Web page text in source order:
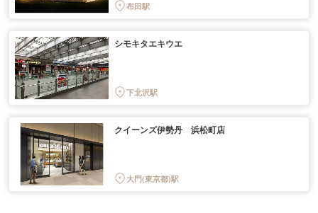
布田駅
シモキタエキウエ
下北沢駅
クイーンズ伊勢丹 浜松町店
大門(東京都)駅